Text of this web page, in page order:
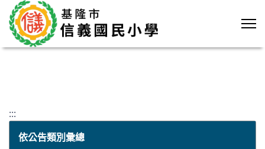
:::
依公告類別彙總